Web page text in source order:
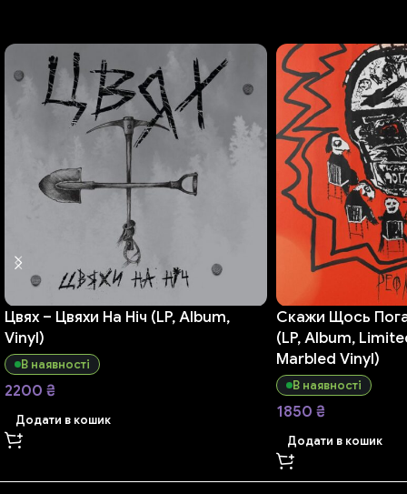
Цвях – Цвяхи На Ніч (LP, Album,
Vinyl)
В наявності
2200 ₴
Додати в кошик
Скажи Щось
(LP, Album,
Marbled Vinyl)
В наявності
1850 ₴
Додати в кошик